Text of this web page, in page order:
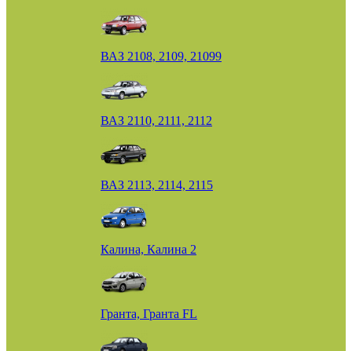
ВАЗ 2108, 2109, 21099
ВАЗ 2110, 2111, 2112
ВАЗ 2113, 2114, 2115
Калина, Калина 2
Гранта, Гранта FL